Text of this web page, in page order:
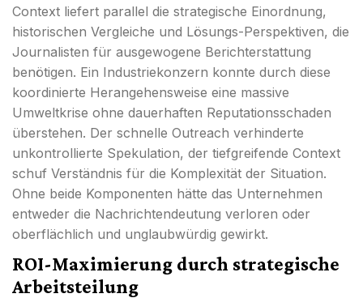
Context liefert parallel die strategische Einordnung,
historischen Vergleiche und Lösungs-Perspektiven, die
Journalisten für ausgewogene Berichterstattung
benötigen. Ein Industriekonzern konnte durch diese
koordinierte Herangehensweise eine massive
Umweltkrise ohne dauerhaften Reputationsschaden
überstehen. Der schnelle Outreach verhinderte
unkontrollierte Spekulation, der tiefgreifende Context
schuf Verständnis für die Komplexität der Situation.
Ohne beide Komponenten hätte das Unternehmen
entweder die Nachrichtendeutung verloren oder
oberflächlich und unglaubwürdig gewirkt.
ROI-Maximierung durch strategische
Arbeitsteilung